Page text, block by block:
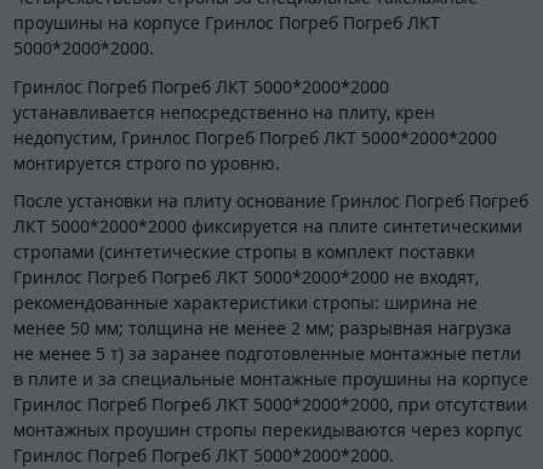
проушины на корпусе Гринлос Погреб Погреб ЛКТ
5000*2000*2000.
Гринлос Погреб Погреб ЛКТ 5000*2000*2000
устанавливается непосредственно на плиту, крен
недопустим, Гринлос Погреб Погреб ЛКТ 5000*2000*2000
монтируется строго по уровню.
После установки на плиту основание Гринлос Погреб Погреб
ЛКТ 5000*2000*2000 фиксируется на плите синтетическими
стропами (синтетические стропы в комплект поставки
Гринлос Погреб Погреб ЛКТ 5000*2000*2000 не входят,
рекомендованные характеристики стропы: ширина не
менее 50 мм; толщина не менее 2 мм; разрывная нагрузка
не менее 5 т) за заранее подготовленные монтажные петли
в плите и за специальные монтажные проушины на корпусе
Гринлос Погреб Погреб ЛКТ 5000*2000*2000, при отсутствии
монтажных проушин стропы перекидываются через корпус
Гринлос Погреб Погреб ЛКТ 5000*2000*2000.